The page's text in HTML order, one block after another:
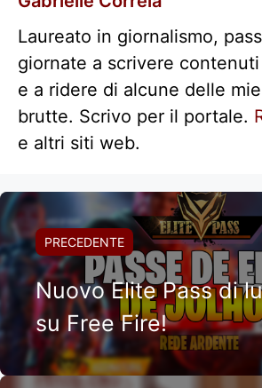
Laureato in giornalismo,
giornate a scrivere
e a ridere di alcune delle
brutte. Scrivo per il portale.
e altri siti web.
PRECEDENTE
Nuovo Elite Pass di
su Free Fire!